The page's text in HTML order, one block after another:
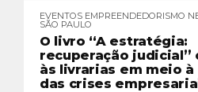
EVENTOS EMPREENDEDORISMO
SÃO PAULO
O livro “A estratégia:
recuperação judicial”
às livrarias em meio à
das crises